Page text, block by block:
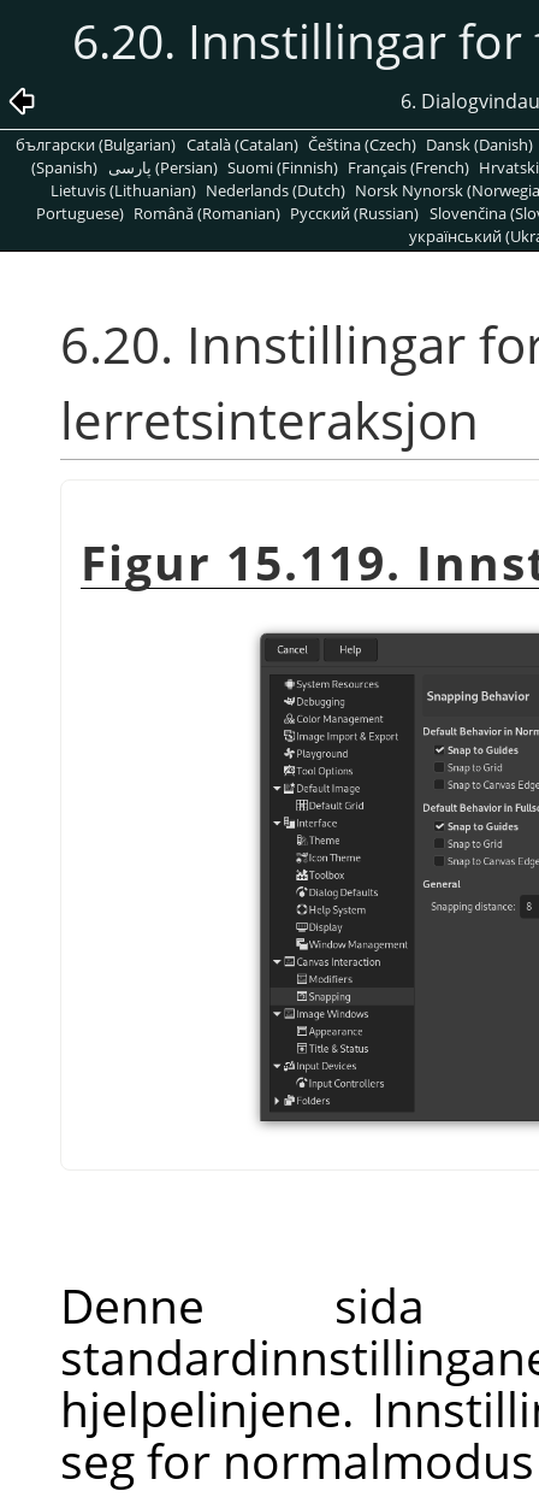
6.20. Innstillingar
6.
български (Bulgarian) Català (Catalan) Čeština (Czech) Dansk (Danish)
(Spanish)
پارسی (Persian) Suomi (Finnish) Français (French)
Lietuvis (Lithuanian) Nederlands (Dutch) Norsk Nynorsk
Portuguese) Română (Romanian) Pусский (Russian) Slovenčina
український
6.20. Innstillingar
lerretsinteraksjon
Figur 15.119.
Denne sida
hjelpelinjene.
seg for